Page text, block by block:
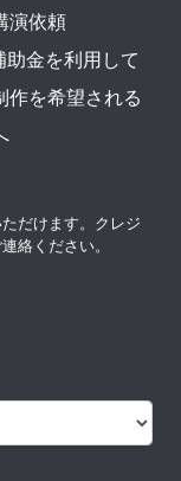
演依頼
助金を利用して
作を希望される
だけます。クレジ
絡ください。